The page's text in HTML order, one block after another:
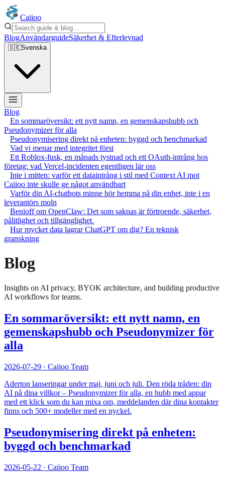
Caiioo
BlogAnvändarguideSäkerhet & Efterlevnad
🇸🇪Svenska
Blog
En sommaröversikt: ett nytt namn, en gemenskapshubb och
Pseudonymizer för alla
Pseudonymisering direkt på enheten: byggd och benchmarkad
Vad vi menar med integritet först
Ett Roblox-fusk, en månads tystnad och ett OAuth-intrång hos
företag: vad Vercel-incidenten egentligen lär oss
Inte i mitten: varför ett dataintrång i stil med Context AI mot
Caiioo inte skulle ge något användbart
Varför din AI-chatbots minne hör hemma på din enhet, inte i en
leverantörs moln
Benioff om OpenClaw: Det som saknas är förtroende, säkerhet,
pålitlighet och tillgänglighet.
Hur mycket data lagrar ChatGPT om dig? En teknisk
granskning
Blog
Insights on AI privacy, BYOK architecture, and building productive
AI workflows for teams.
En sommaröversikt: ett nytt namn, en
gemenskapshubb och Pseudonymizer för
alla
2026-07-29 · Caiioo Team
Aderton lanseringar under maj, juni och juli. Den röda tråden: din
AI på dina villkor – Pseudonymizer för alla, en hubb med appar
med ett klick som du kan mixa om, meddelanden där dina kontakter
finns och 500+ modeller med en nyckel.
Pseudonymisering direkt på enheten:
byggd och benchmarkad
2026-05-22 · Caiioo Team